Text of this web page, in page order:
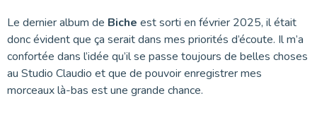
Le dernier album de Biche est sorti en février 2025, il était
donc évident que ça serait dans mes priorités d’écoute. Il m’a
confortée dans l’idée qu’il se passe toujours de belles choses
au Studio Claudio et que de pouvoir enregistrer mes
morceaux là-bas est une grande chance.